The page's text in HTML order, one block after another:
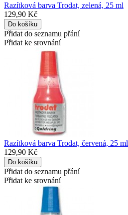
Razítková barva Trodat, zelená, 25 ml
129,90 Kč
Přidat do seznamu přání
Přidat ke srovnání
Razítková barva Trodat, červená, 25 ml
129,90 Kč
Přidat do seznamu přání
Přidat ke srovnání